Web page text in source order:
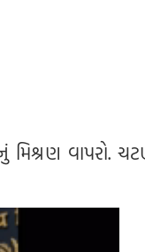
મિશ્રણ વાપરો.